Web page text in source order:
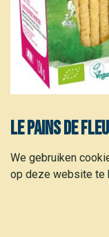
Le Pains de
150 g
3,10€
We gebruiken
op deze website te